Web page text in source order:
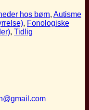
hos børn, Autisme
, Fonologiske
, Tidlig